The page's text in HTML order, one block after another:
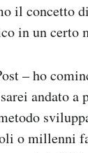
il concetto
in un certo
– ho
andato
o millenni